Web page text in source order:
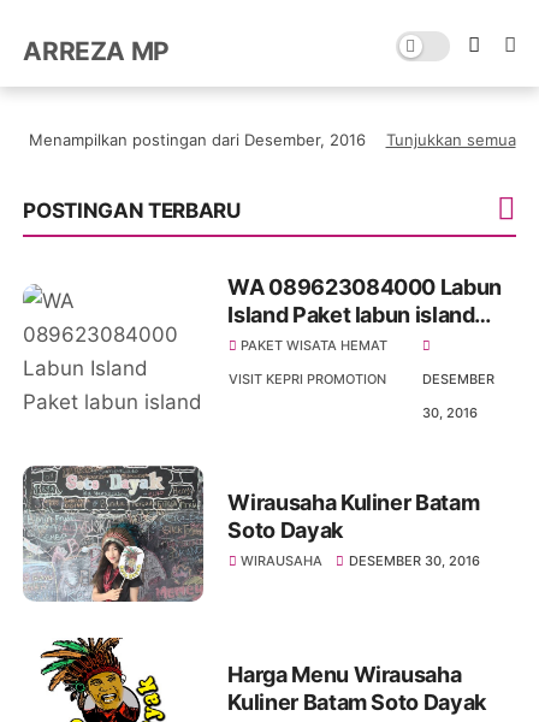
ARREZA MP
Menampilkan postingan dari Desember, 2016 Tunjukkan semua
POSTINGAN TERBARU
WA 089623084000 Labun
Island Paket labun island
indonesia
PAKET WISATA HEMAT
VISIT KEPRI PROMOTION
DESEMBER
30, 2016
Wirausaha Kuliner Batam
Soto Dayak
WIRAUSAHA DESEMBER 30, 2016
Harga Menu Wirausaha
Kuliner Batam Soto Dayak